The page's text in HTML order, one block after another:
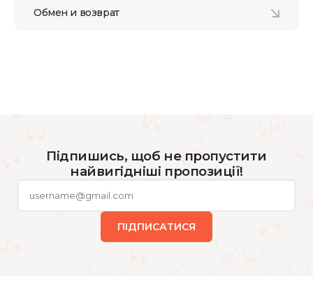
Обмен и возврат
Підпишись, щоб не пропустити
найвигідніші пропозиції!
ПІДПИСАТИСЯ